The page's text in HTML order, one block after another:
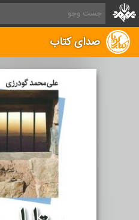
صدای کتاب